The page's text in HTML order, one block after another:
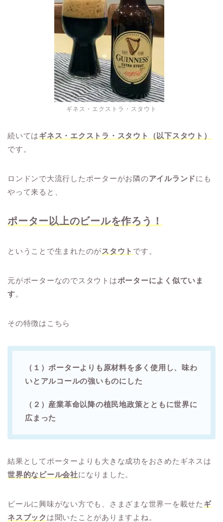
ギネス・エクストラ・スタウト
続いてはギネス・エクストラ・スタウト（以下スタウト）
です。
ロンドンで大流行したポーターがお隣のアイルランドにも
やって来ると、
ポーター以上のビールを作ろう！
ということで生まれたのがスタウト です。
元がポーターなのでスタウトはポーターによく似ていま
す。
その特徴はこちら
（１）ポーターよりも原材料を多く使用し、味わ
いとアルコールの強いものにした
（２）産業革命以降の植民地政策とともに世界に
広まった
結果としてポーターよりも大きな成功をおさめたギネスは
世界的なビール会社になりました。
ビールに興味がない方でも、さまざまな世界一を載せた ギ
ネスブック は聞いたことがありますよね。